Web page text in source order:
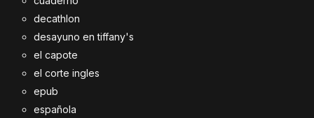
decathlon
desayuno en tiffany's
el capote
el corte ingles
epub
española